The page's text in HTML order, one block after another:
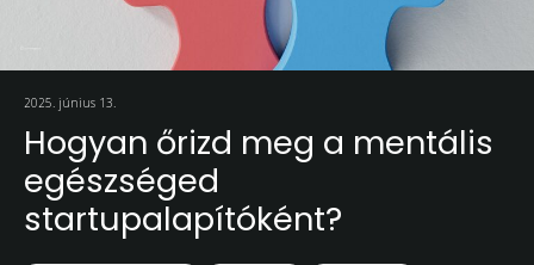
2025. június 13.
Hogyan őrizd meg a mentális
egészséged
startupalapítóként?